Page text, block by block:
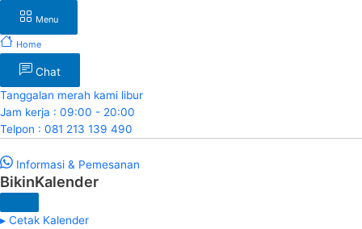
Menu
Home
Chat
Tanggalan merah kami libur
Jam kerja : 09:00 - 20:00
Telpon : 081 213 139 490
Informasi & Pemesanan
BikinKalender
▸ Cetak Kalender